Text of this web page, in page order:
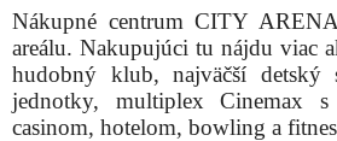
Nákupné centrum CITY
areálu. Nakupujúci tu nájdu viac
hudobný klub, najväčší
jednotky, multiplex Cinemax
casinom, hotelom, bowling a